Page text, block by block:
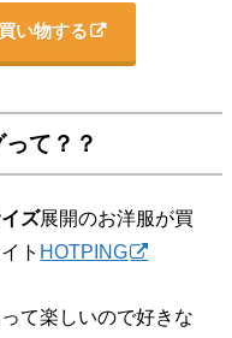
い物する
て？？
ズ展開のお洋服が買
ト HOTPING
て楽しいので好きな